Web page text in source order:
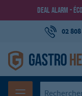
DEAL ALARM -
02